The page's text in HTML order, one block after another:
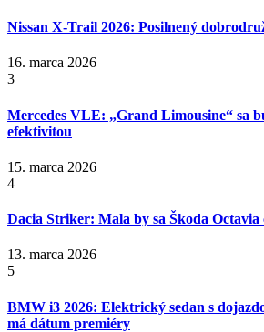
Nissan X‑Trail 2026: Posilnený
16. marca 2026
3
Mercedes VLE: „Grand Limousine“ sa
efektivitou
15. marca 2026
4
Dacia Striker: Mala by sa Škoda
13. marca 2026
5
BMW i3 2026: Elektrický sedan s
má dátum premiéry